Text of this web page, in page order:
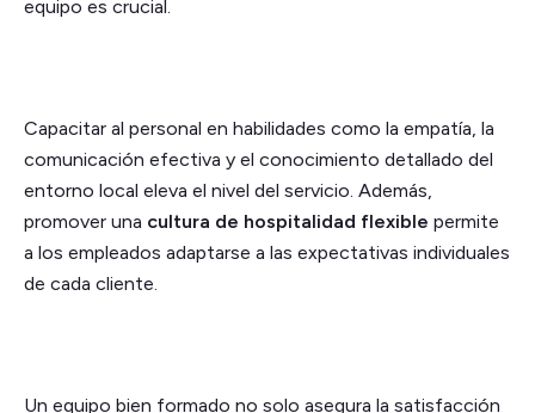
equipo es crucial.
Capacitar al personal en habilidades como la empatía, la
comunicación efectiva y el conocimiento detallado del
entorno local eleva el nivel del servicio. Además,
promover una cultura de hospitalidad flexible permite
a los empleados adaptarse a las expectativas individuales
de cada cliente.
Un equipo bien formado no solo asegura la satisfacción